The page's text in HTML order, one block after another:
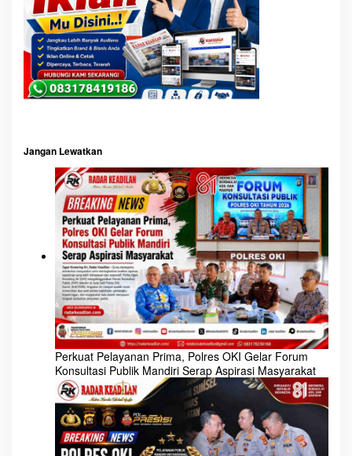
Jangan Lewatkan
Perkuat Pelayanan Prima,
Polres OKI Gelar Forum
Konsultasi Publik Mandiri
Serap Aspirasi Masyarakat
Polres OKI Ukir Sejarah,
Raih Penghargaan
Pelayanan Prima Kategori A
Langsung dari Kapolri